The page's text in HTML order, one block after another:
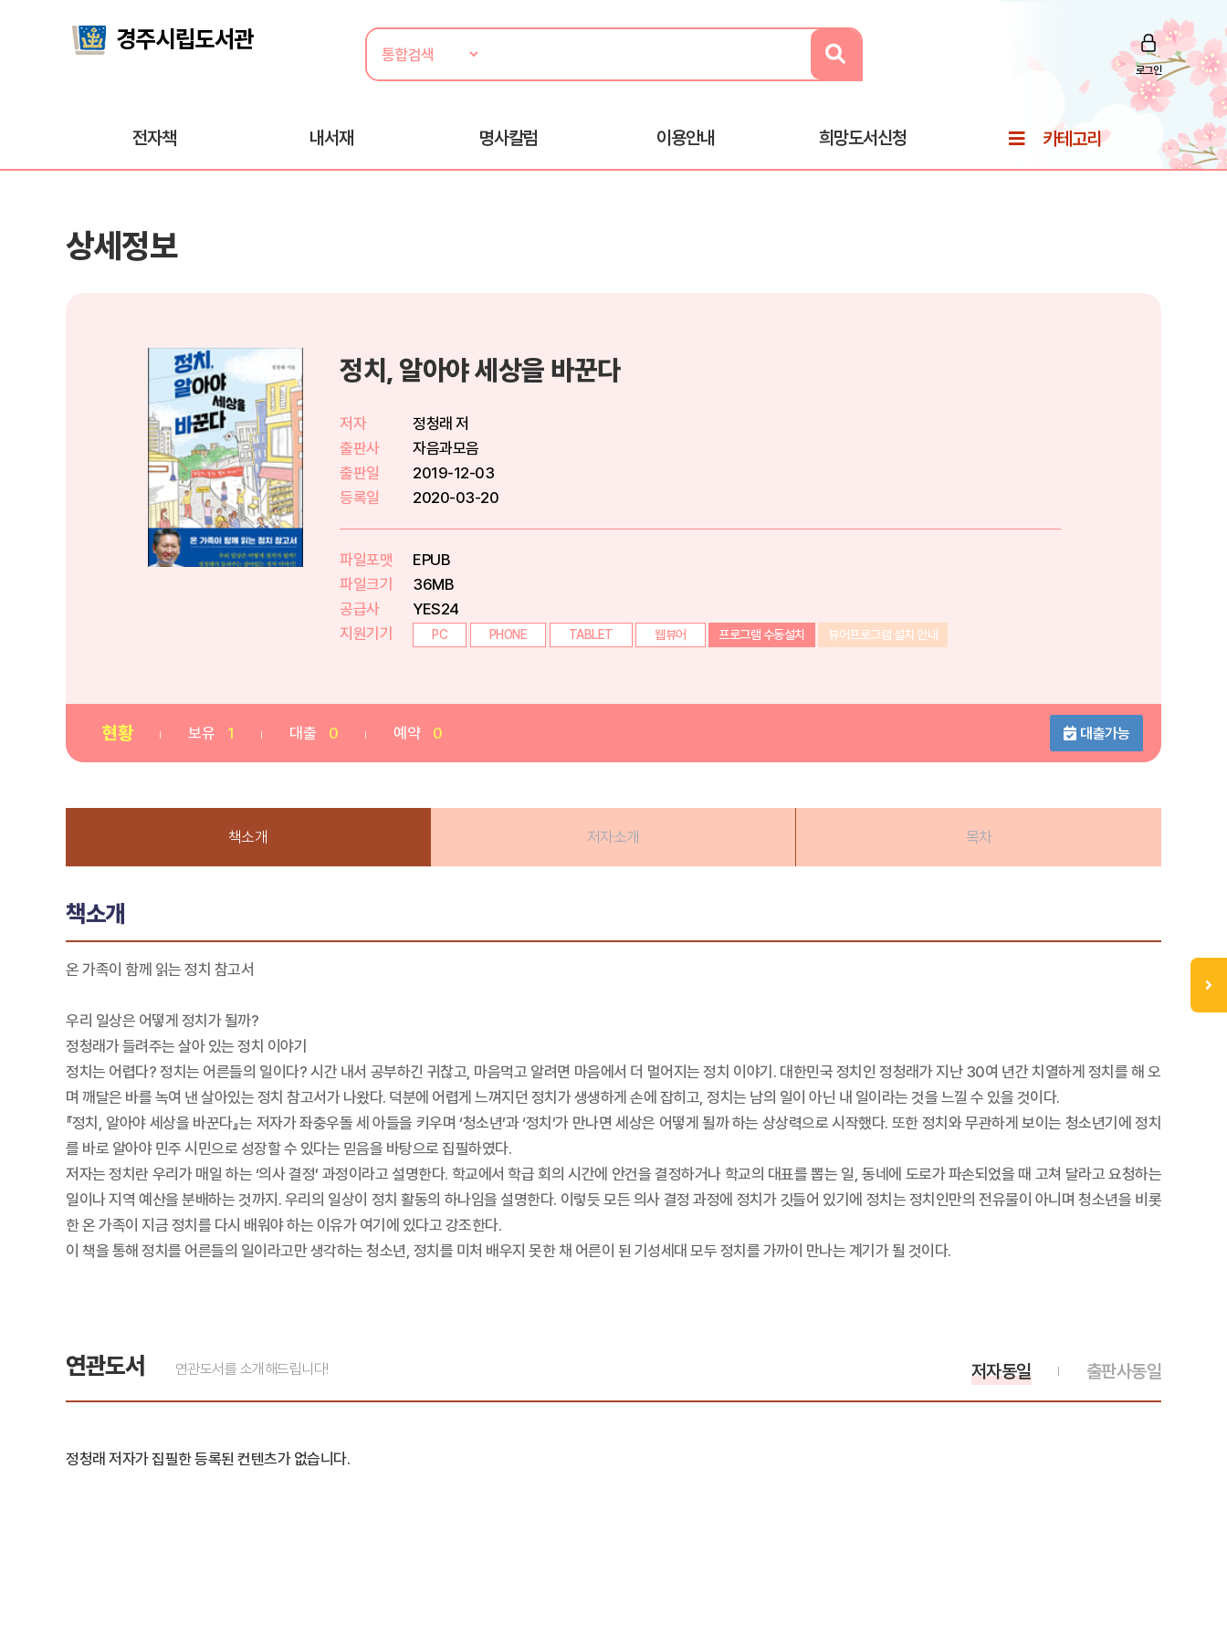
로그인
전자책 내서재 명사칼럼 이용안내 희망도서신청 카테고리
상세정보
정치, 알아야 세상을 바꾼다
저자
정청래 저
출판사
자음과모음
출판일
2019-12-03
등록일
2020-03-20
파일포맷
EPUB
파일크기
36MB
공급사
YES24
지원기기
PC PHONE TABLET 웹뷰어 프로그램 수동설치 뷰어프로그램 설치 안내
현황 보유 1 대출 0 예약 0 대출가능
책소개 저자소개 목차
책소개
온 가족이 함께 읽는 정치 참고서
우리 일상은 어떻게 정치가 될까?
정청래가 들려주는 살아 있는 정치 이야기
정치는 어렵다? 정치는 어른들의 일이다? 시간 내서 공부하긴 귀찮고, 마음먹고 알려면 마음에서 더 멀어지는 정치 이야기. 대한민국 정치인 정청래가 지난 30여 년간 치열하게 정치를 해 오
며 깨달은 바를 녹여 낸 살아있는 정치 참고서가 나왔다. 덕분에 어렵게 느껴지던 정치가 생생하게 손에 잡히고, 정치는 남의 일이 아닌 내 일이라는 것을 느낄 수 있을 것이다.
『정치, 알아야 세상을 바꾼다』는 저자가 좌충우돌 세 아들을 키우며 ‘청소년’과 ‘정치’가 만나면 세상은 어떻게 될까 하는 상상력으로 시작했다. 또한 정치와 무관하게 보이는 청소년기에 정치
를 바로 알아야 민주 시민으로 성장할 수 있다는 믿음을 바탕으로 집필하였다.
저자는 정치란 우리가 매일 하는 ‘의사 결정’ 과정이라고 설명한다. 학교에서 학급 회의 시간에 안건을 결정하거나 학교의 대표를 뽑는 일, 동네에 도로가 파손되었을 때 고쳐 달라고 요청하는
일이나 지역 예산을 분배하는 것까지. 우리의 일상이 정치 활동의 하나임을 설명한다. 이렇듯 모든 의사 결정 과정에 정치가 깃들어 있기에 정치는 정치인만의 전유물이 아니며 청소년을 비롯
한 온 가족이 지금 정치를 다시 배워야 하는 이유가 여기에 있다고 강조한다.
이 책을 통해 정치를 어른들의 일이라고만 생각하는 청소년, 정치를 미처 배우지 못한 채 어른이 된 기성세대 모두 정치를 가까이 만나는 계기가 될 것이다.
연관도서 연관도서를 소개해드립니다! 출판사동일
저자동일
정청래 저자가 집필한 등록된 컨텐츠가 없습니다.